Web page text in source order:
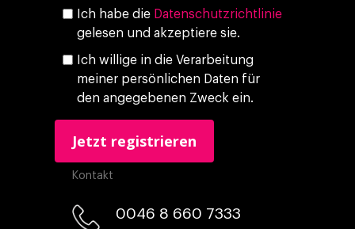
Ich habe die Datenschutzrichtlinie
gelesen und akzeptiere sie.
Ich willige in die Verarbeitung
meiner persönlichen Daten für
den angegebenen Zweck ein.
Kontakt
0046 8 660 7333​
KI, Daten &
Marketing
Ebooks & Reports